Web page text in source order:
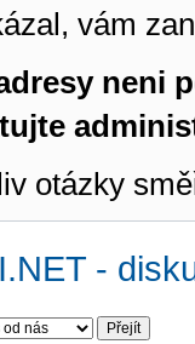
vám
neni
otázky
-